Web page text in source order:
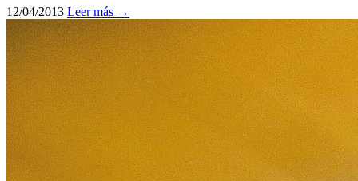
12/04/2013 Leer más →